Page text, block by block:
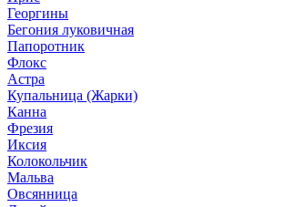
Георгины
Бегония луковичная
Папоротник
Флокс
Астра
Купальница (Жарки)
Канна
Фрезия
Иксия
Колокольчик
Мальва
Овсянница